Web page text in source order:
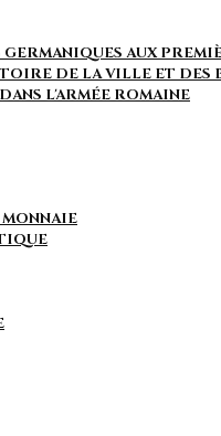
AUX
DE LA VILLE ET DES
L'ARMÉE ROMAINE